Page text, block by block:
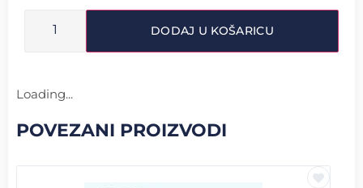
DODAJ U KOŠARICU
Loading...
POVEZANI PROIZVODI